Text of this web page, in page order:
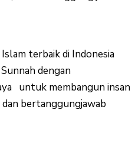
terbaik di Indonesia
dengan
untuk membangun insan
dan bertanggungjawab